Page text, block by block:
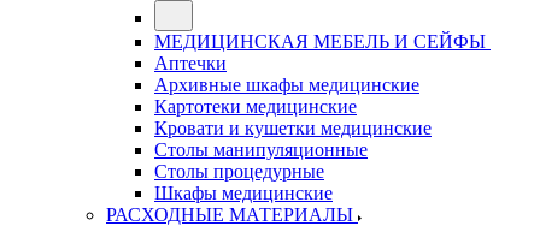
МЕДИЦИНСКАЯ МЕБЕЛЬ И СЕЙФЫ
Аптечки
Архивные шкафы медицинские
Картотеки медицинские
Кровати и кушетки медицинские
Столы манипуляционные
Столы процедурные
Шкафы медицинские
РАСХОДНЫЕ МАТЕРИАЛЫ